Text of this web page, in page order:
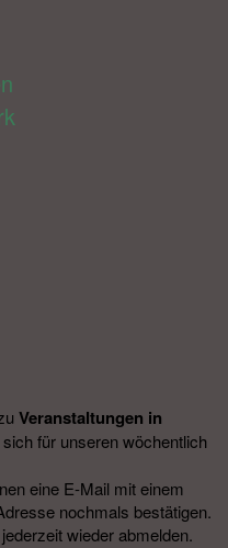
Veranstal­tungen in
für unseren wöchentlich
eine E-Mail mit einem
nochmals bestätigen.
wieder abmelden.​